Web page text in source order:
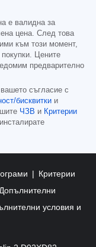
е валидна за
цена. След това
към този момент,
Цените
предварително
съгласие с
бисквитки и
ЧЗВ и Критерии
Критерии
Допълнителни
условия и